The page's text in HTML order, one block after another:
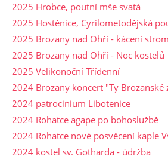
2025 Hrobce, poutní mše svatá
2025 Hostěnice, Cyrilometodějská
2025 Brozany nad Ohří - kácení
2025 Brozany nad Ohří - Noc kostelů
2025 Velikonoční Třídenní
2024 Brozany koncert "Ty Brozanské
2024 patrocinium Libotenice
2024 Rohatce agape po bohoslužbě
2024 Rohatce nové posvěcení kaple
2024 kostel sv. Gotharda - údržba